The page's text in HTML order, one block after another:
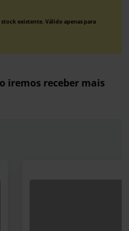
existente. Válido apenas para
iremos receber mais